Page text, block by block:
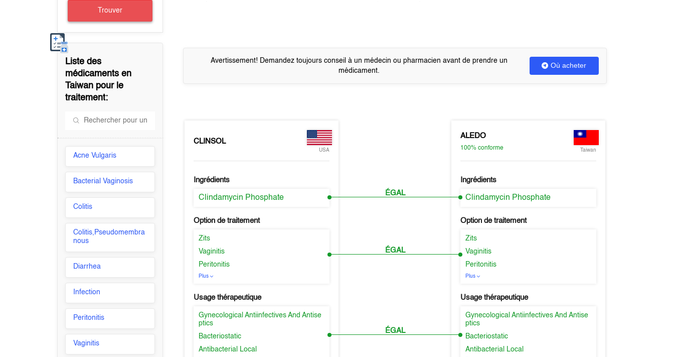
Trouver
Liste des
médicaments en
Taiwan pour le
traitement:
Acne Vulgaris
Bacterial Vaginosis
Colitis
Colitis,Pseudomembra
nous
Diarrhea
Infection
Peritonitis
Vaginitis
Avertissement! Demandez toujours conseil à un médecin ou pharmacien avant de prendre un
médicament.
Où acheter
CLINSOL
USA
Ingrédients
Clindamycin Phosphate
Option de traitement
Zits
Vaginitis
Peritonitis
Plus
Usage thérapeutique
Gynecological Antiinfectives And Antise
ptics
Bacteriostatic
Antibacterial Local
ÉGAL
ÉGAL
ÉGAL
ALEDO
100% conforme Taiwan
Ingrédients
Clindamycin Phosphate
Option de traitement
Zits
Vaginitis
Peritonitis
Plus
Usage thérapeutique
Gynecological Antiinfectives And Antise
ptics
Bacteriostatic
Antibacterial Local